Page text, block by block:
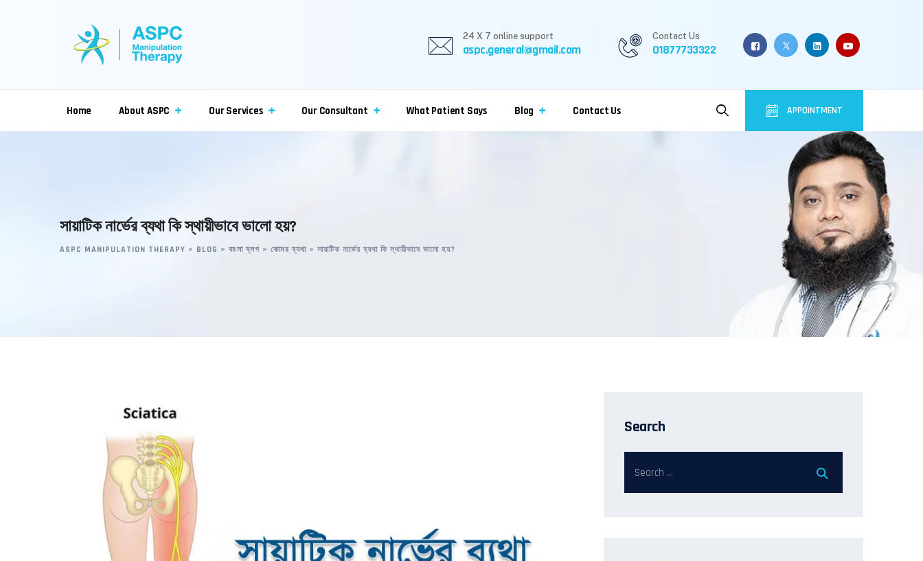
24 X 7 online support
aspc.general@gmail.com
Contact Us
01877733322
Home About ASPC Our Services Our Consultant What Patient Says Blog Contact Us APPOINTMENT
সায়াটিক নার্ভের ব্যথা কি স্থায়ীভাবে ভালো হয়?
ASPC MANIPULATION THERAPY > BLOG > বাংলা ব্লগ > কোমর ব্যথা > সায়াটিক নার্ভের ব্যথা কি স্থায়ীভাবে ভালো হয়?
Search